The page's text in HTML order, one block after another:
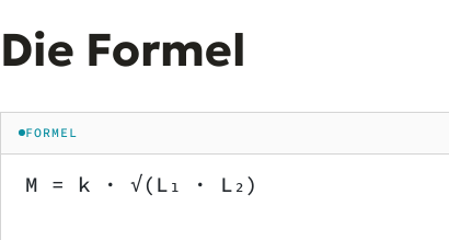
Die Formel
FORMEL
M = k · √(L₁ · L₂)